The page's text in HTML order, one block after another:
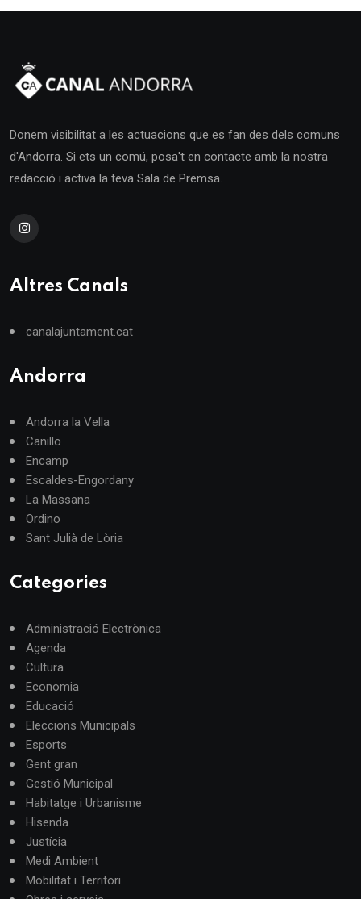
Donem visibilitat a les actuacions que es fan des dels comuns
d'Andorra. Si ets un comú, posa't en contacte amb la nostra
redacció i activa la teva Sala de Premsa.
Altres Canals
canalajuntament.cat
Andorra
Andorra la Vella
Canillo
Encamp
Escaldes-Engordany
La Massana
Ordino
Sant Julià de Lòria
Categories
Administració Electrònica
Agenda
Cultura
Economia
Educació
Eleccions Municipals
Esports
Gent gran
Gestió Municipal
Habitatge i Urbanisme
Hisenda
Justícia
Medi Ambient
Mobilitat i Territori